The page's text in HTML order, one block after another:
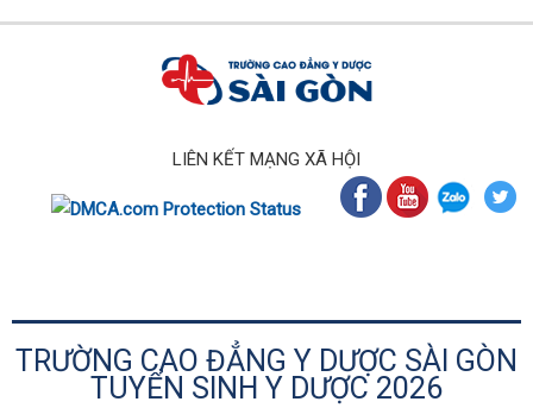
LIÊN KẾT MẠNG XÃ HỘI
TRƯỜNG CAO ĐẲNG Y DƯỢC SÀI GÒN
TUYỂN SINH Y DƯỢC 2026